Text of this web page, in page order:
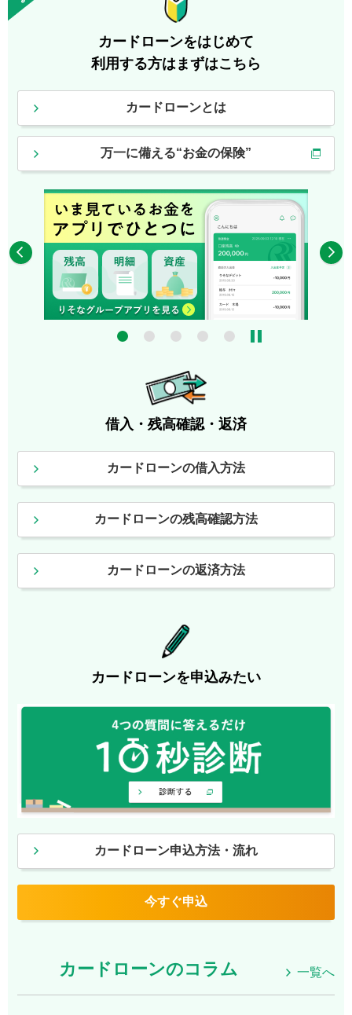
カードローンをはじめて
利用する方はまずはこちら
カードローンとは
万一に備える“お金の保険”
借入・残高確認・返済
カードローンの借入方法
カードローンの残高確認方法
カードローンの返済方法
カードローンを申込みたい
カードローン申込方法・流れ
今すぐ申込
カードローンのコラム 一覧へ